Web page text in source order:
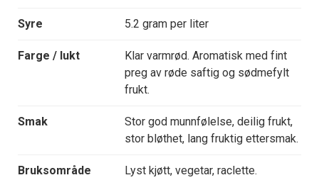
Syre 5.2 gram per liter
Farge / lukt
Klar varmrød. Aromatisk med fint
preg av røde saftig og sødmefylt
frukt.
Smak
Stor god munnfølelse, deilig frukt,
stor bløthet, lang fruktig ettersmak.
Bruksområde Lyst kjøtt, vegetar, raclette.